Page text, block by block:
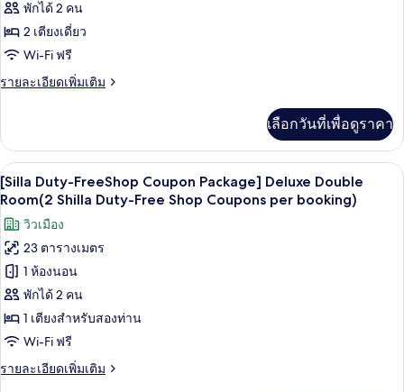
(2
Duty-
Free
Coupons
Duty-
Free
Shop
Coupon
Package]
Room
(2
Shilla
Duty-
Free
Shop
Coupons
per
booking)
พักได้ 2 คน
2 เตียงเดี่ยว
Wi-Fi ฟรี
รายละเอียดเพิ่มเติม
ราย
เกี่ยว
กับ
[Silla
Duty-
Shop
Coupon
Package]
Deluxe
Twin
(2
Shilla
Free
เลือกวันที่เพื่อดูราคา
เปิด
ภาพถ่าย
ทั้งหมด
ของ
[Silla
Duty-
FreeShop
Coupon
Package]
Deluxe
9
[Silla Duty-FreeShop Coupon Package] Deluxe Double
Room(2 Shilla Duty-Free Shop Coupons per booking)
วิวเมือง
23 ตารางเมตร
1 ห้องนอน
พักได้ 2 คน
1 เตียงสำหรับสองท่าน
Wi-Fi ฟรี
รายละเอียดเพิ่มเติม
ราย